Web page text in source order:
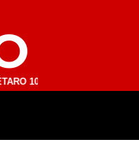
FM | SAN JUAN DEL